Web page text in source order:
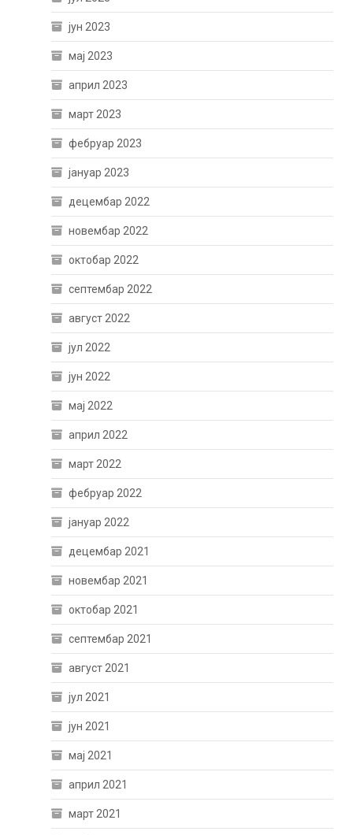
јун 2023
мај 2023
април 2023
март 2023
фебруар 2023
јануар 2023
децембар 2022
новембар 2022
октобар 2022
септембар 2022
август 2022
јул 2022
јун 2022
мај 2022
април 2022
март 2022
фебруар 2022
јануар 2022
децембар 2021
новембар 2021
октобар 2021
септембар 2021
август 2021
јул 2021
јун 2021
мај 2021
април 2021
март 2021